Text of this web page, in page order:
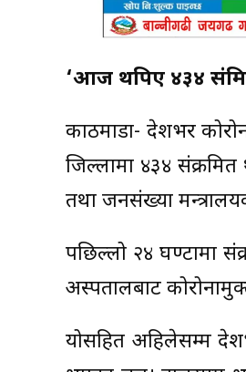
‘आज थपिए ४३४
काठमाडौं- देशभर
जिल्लामा ४३४
तथा जनसंख्या
पछिल्लो २४ घण्टामा
अस्पतालबाट
योसहित अहिलेसम्म